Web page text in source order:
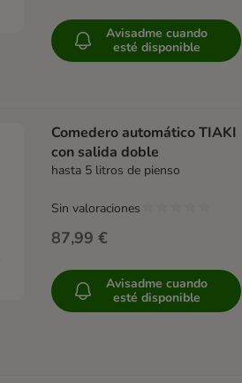
Avisadme cuando
esté disponible
Comedero automático TIAKI
con salida doble
hasta 5 litros de pienso
87,99 €
Sin valoraciones
Avisadme cuando
esté disponible